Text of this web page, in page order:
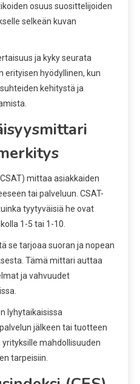
osuus suosittelijoiden
selkeän kuvan
ja kyky seurata
erityisen hyödyllinen, kun
kehitystä ja
mittaa asiakkaiden
tai palveluun. CSAT-
tyytyväisiä he ovat
1-5 tai 1-10.
se tarjoaa suoran ja nopean
Tämä mittari auttaa
ja vahvuudet
lyhytaikaisissa
jälkeen tai tuotteen
mahdollisuuden
tarpeisiin.